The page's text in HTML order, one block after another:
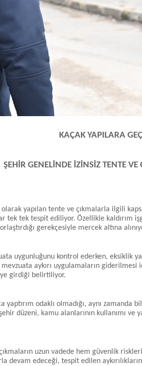
KAÇAK YAPILARA
ŞEHİR GENELİNDE İZİNSİZ TENTE
yapılan tente ve çıkmalarla ilgili
tek tek tespit ediliyor. Özellikle kaldırım
gerekçesiyle mercek altına
uygunluğunu kontrol ederken, eksiklik
aykırı uygulamaların
girdiği belirtiliyor.
odaklı olmadığı, aynı zamanda
düzeni, kamu alanlarının kullanımı
uzun vadede hem güvenlik
edeceği, tespit edilen